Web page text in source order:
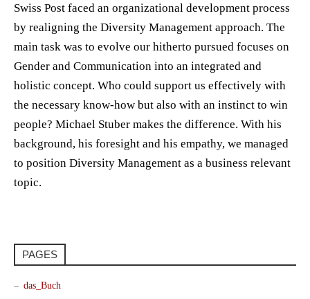
Swiss Post faced an organizational development process
by realigning the Diversity Management approach. The
main task was to evolve our hitherto pursued focuses on
Gender and Communication into an integrated and
holistic concept. Who could support us effectively with
the necessary know-how but also with an instinct to win
people? Michael Stuber makes the difference. With his
background, his foresight and his empathy, we managed
to position Diversity Management as a business relevant
topic.
PAGES
das_Buch